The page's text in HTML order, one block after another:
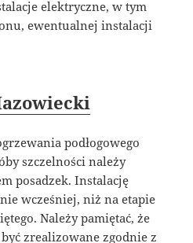
elektryczne, w tym
ewentualnej instalacji
podłogowego
szczelności należy
posadzek. Instalację
wcześniej, niż na etapie
Należy pamiętać, że
zrealizowane zgodnie z